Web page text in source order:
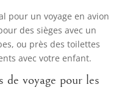
pour un voyage en avion
des sièges avec un
ou près des toilettes
avec votre enfant.
de voyage pour les